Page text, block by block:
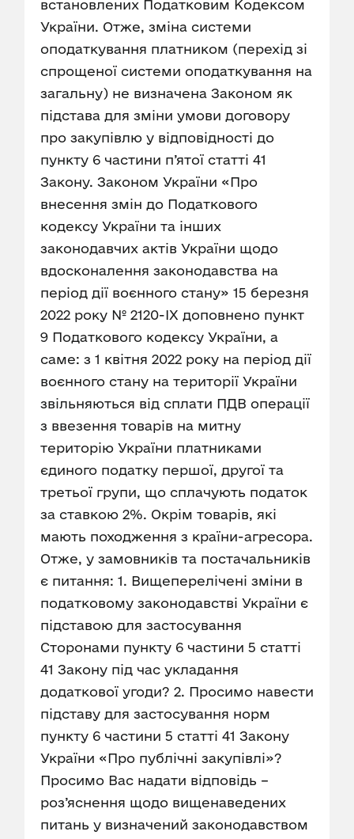
встановлених Податковим Кодексом
України. Отже, зміна системи
оподаткування платником (перехід зі
спрощеної системи оподаткування на
загальну) не визначена Законом як
підстава для зміни умови договору
про закупівлю у відповідності до
пункту 6 частини п’ятої статті 41
Закону. Законом України «Про
внесення змін до Податкового
кодексу України та інших
законодавчих актів України щодо
вдосконалення законодавства на
період дії воєнного стану» 15 березня
2022 року № 2120-IX доповнено пункт
9 Податкового кодексу України, а
саме: з 1 квітня 2022 року на період дії
воєнного стану на території України
звільняються від сплати ПДВ операції
з ввезення товарів на митну
територію України платниками
єдиного податку першої, другої та
третьої групи, що сплачують податок
за ставкою 2%. Окрім товарів, які
мають походження з країни-агресора.
Отже, у замовників та постачальників
є питання: 1. Вищеперелічені зміни в
податковому законодавстві України є
підставою для застосування
Сторонами пункту 6 частини 5 статті
41 Закону під час укладання
додаткової угоди? 2. Просимо навести
підставу для застосування норм
пункту 6 частини 5 статті 41 Закону
України «Про публічні закупівлі»?
Просимо Вас надати відповідь –
роз’яснення щодо вищенаведених
питань у визначений законодавством